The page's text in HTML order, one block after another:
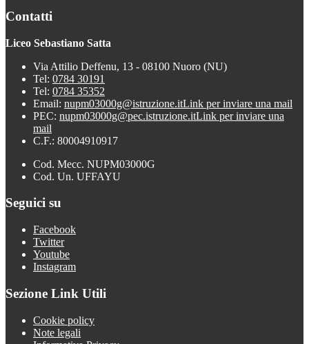
Contatti
Liceo Sebastiano Satta
Via Attilio Deffenu, 13 - 08100 Nuoro (NU)
Tel: 0784 30191
Tel: 0784 35352
Email: nupm03000g@istruzione.itLink per inviare una mail
PEC: nupm03000g@pec.istruzione.itLink per inviare una
mail
C.F.: 80004910917
Cod. Mecc. NUPM03000G
Cod. Un. UFFAYU
Seguici su
Facebook
Twitter
Youtube
Instagram
Sezione Link Utili
Cookie policy
Note legali